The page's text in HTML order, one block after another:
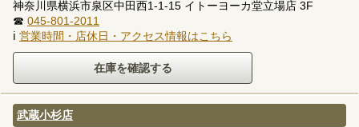
神奈川県横浜市泉区中田西1-1-15 イトーヨーカ堂立場店 3F
☎ 045-801-2011
ℹ 営業時間・店休日・アクセス情報はこちら
武蔵小杉店